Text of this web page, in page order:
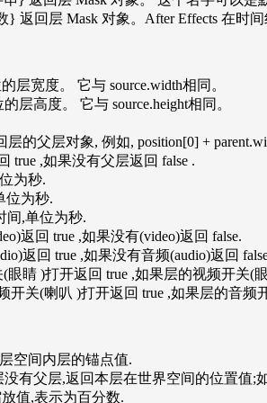
} 返回层 Mask 对象。After Effects 在
层宽度。 它与 source.width相同。
层高度。 它与 source.height相同。
层的父层对象, 例如, position[0] +
true ,如果没有父层返回 false .
为秒.
位为秒.
间,单位为秒.
返回 true ,如果没有(video)返回 false.
返回 true ,如果没有音频(audio)返回
眼睛 )打开返回 true ,如果层的视频开关(
开关(喇叭 )打开返回 true ,如果层的音频
空间内层的锚点值.
没有父层,返回本层在世界空间的位置值
放值,表示为百分数.